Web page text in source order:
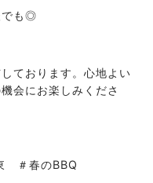
でも◎
ております。心地よい
会にお楽しみくださ
＃春のBBQ